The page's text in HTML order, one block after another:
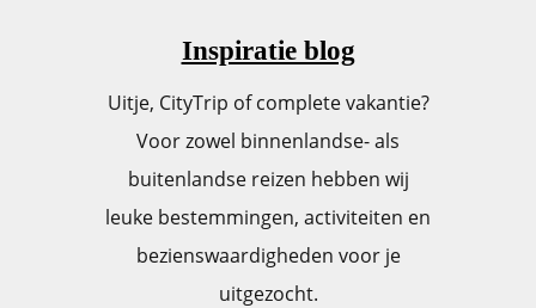
Inspiratie blog
Uitje, CityTrip of complete vakantie?
Voor zowel binnenlandse- als
buitenlandse reizen hebben wij
leuke bestemmingen, activiteiten en
bezienswaardigheden voor je
uitgezocht.